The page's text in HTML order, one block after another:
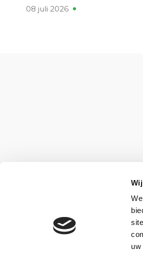
08 juli 2026